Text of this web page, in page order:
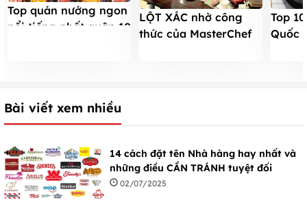
Top quán nướng ngon
nổi tiếng nhất quận 10
LỘT XÁC nhờ công
thức của MasterChef
Top
Quốc
Bài viết xem nhiều
14 cách đặt tên Nhà hàng hay nhất và
những điều CẦN TRÁNH tuyệt đối
02/07/2025